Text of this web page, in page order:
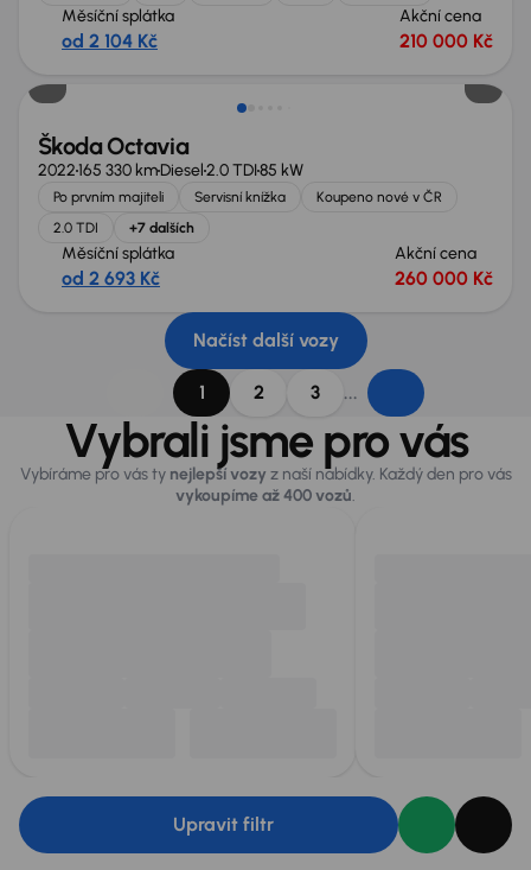
Měsíční splátka
od 2 104 Kč
Akční cena
210 000 Kč
Možnost odpočtu DPH
Škoda Octavia
2022165 330 kmDiesel2.0 TDI85 kW
Po prvním majiteli Servisní knížka
Koupeno nové v ČR
2.0 TDI
+7 dalších
Měsíční splátka
od 2 693 Kč
Akční cena
260 000 Kč
Načíst další vozy
1 2 3 ...
Vybrali jsme pro vás
Vybíráme pro vás ty nejlepší vozy z naší nabídky. Každý den pro vás
vykoupíme až 400 vozů.
Upravit filtr